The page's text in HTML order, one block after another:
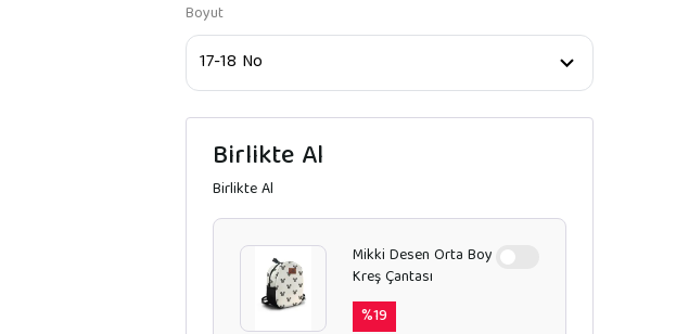
Boyut
Birlikte Al
Birlikte Al
Mikki Desen Orta Boy
Kreş Çantası
%19